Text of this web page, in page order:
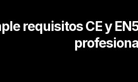
requisitos CE y